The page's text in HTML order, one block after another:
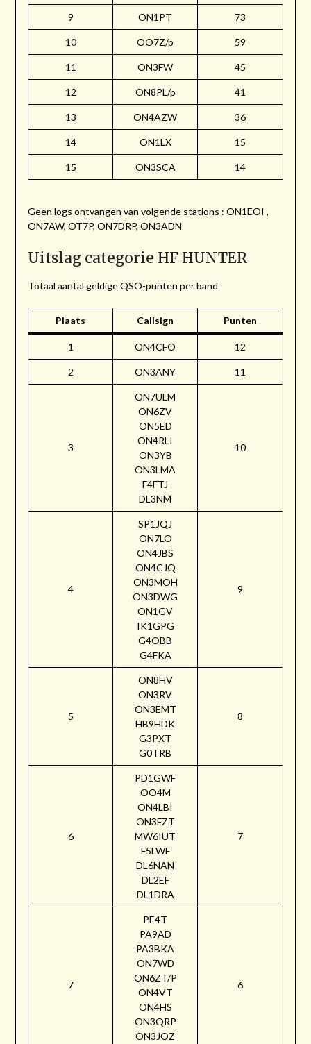
9 ON1PT 73
10 OO7Z/p 59
11 ON3FW 45
12 ON8PL/p 41
13 ON4AZW 36
14 ON1LX 15
15 ON3SCA 14
Geen logs ontvangen van volgende stations : ON1EOI ,
ON7AW, OT7P, ON7DRP, ON3ADN
Uitslag categorie HF HUNTER
Totaal aantal geldige QSO-punten per band
Plaats Callsign Punten
1 ON4CFO 12
2 ON3ANY 11
3
ON7ULM
ON6ZV
ON5ED
ON4RLI
ON3YB
ON3LMA
F4FTJ
DL3NM
10
4
SP1JQJ
ON7LO
ON4JBS
ON4CJQ
ON3MOH
ON3DWG
ON1GV
IK1GPG
G4OBB
G4FKA
9
5
ON8HV
ON3RV
ON3EMT
HB9HDK
G3PXT
G0TRB
8
6
PD1GWF
OO4M
ON4LBI
ON3FZT
MW6IUT
F5LWF
DL6NAN
DL2EF
DL1DRA
7
7
PE4T
PA9AD
PA3BKA
ON7WD
ON6ZT/P
ON4VT
ON4HS
ON3QRP
ON3JOZ
6